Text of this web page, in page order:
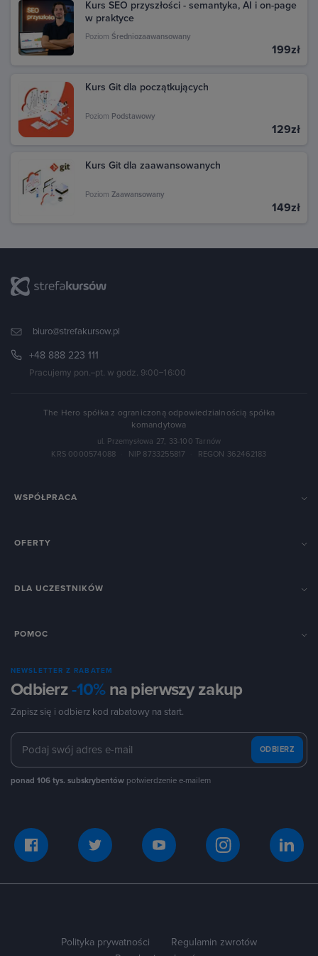
Kurs SEO przyszłości - semantyka, AI i on-page
w praktyce
Poziom Średniozaawansowany
199zł
Kurs Git dla początkujących
Poziom Podstawowy
129zł
Kurs Git dla zaawansowanych
Poziom Zaawansowany
149zł
biuro@strefakursow.pl
+48 888 223 111
Pracujemy pon.–pt. w godz. 9:00–16:00
The Hero spółka z ograniczoną odpowiedzialnością spółka
komandytowa
ul. Przemysłowa 27, 33-100 Tarnów
KRS 0000574088
NIP 8733255817 REGON 362462183
WSPÓŁPRACA
OFERTY
DLA UCZESTNIKÓW
POMOC
NEWSLETTER Z RABATEM
Odbierz-10%na pierwszy zakup
Zapisz się i odbierz kod rabatowy na start.
ODBIERZ
ponad 106 tys. subskrybentów potwierdzenie e-mailem
Polityka prywatności
Regulamin zwrotów